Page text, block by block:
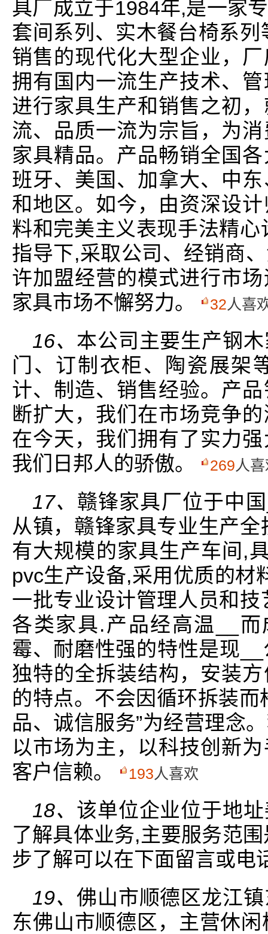
具厂成立于1984年,是一家
套间系列、实木餐台椅系
销售的现代化大型企业，
拥有国内一流生产技术、
进行家具生产和销售之初
流、品质一流为宗旨，为
家具精品。产品畅销全国
班牙、美国、加拿大、中
和地区。如今，由资深设
料和完美主义表现手法精
指导下,采取公司、经销商
许加盟经营的模式进行市
家具市场不懈努力。
32人喜
16、 本公司主要生产钢
门、订制衣柜、陶瓷展架
计、制造、销售经验。产
断扩大，我们在市场竞争
在今天，我们拥有了实力
我们日邦人的骄傲。
269人
17、 赣锋家具厂位于中
从镇，赣锋家具专业生产
有大规模的家具生产车间,
pvc生产设备,采用优质的材
一批专业设计管理人员和
各类家具.产品经高温__
霉、耐磨性强的特性是现
独特的全拆装结构，安装
的特点。不会因循环拆装
品、诚信服务”为经营理念
以市场为主，以科技创新
客户信赖。
193人喜欢
18、 该单位企业位于地
了解具体业务,主要服务范
步了解可以在下面留言或电
19、 佛山市顺德区龙江
东佛山市顺德区，主营休